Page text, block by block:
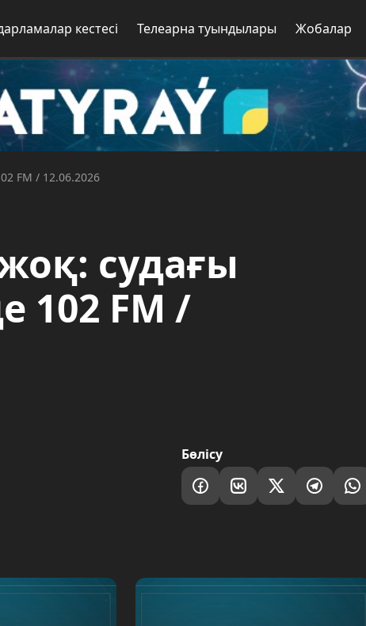
кестесі Телеарна туындылары Жобалар
FM / 12.06.2026
судағы
102 FM /
Бөлісу